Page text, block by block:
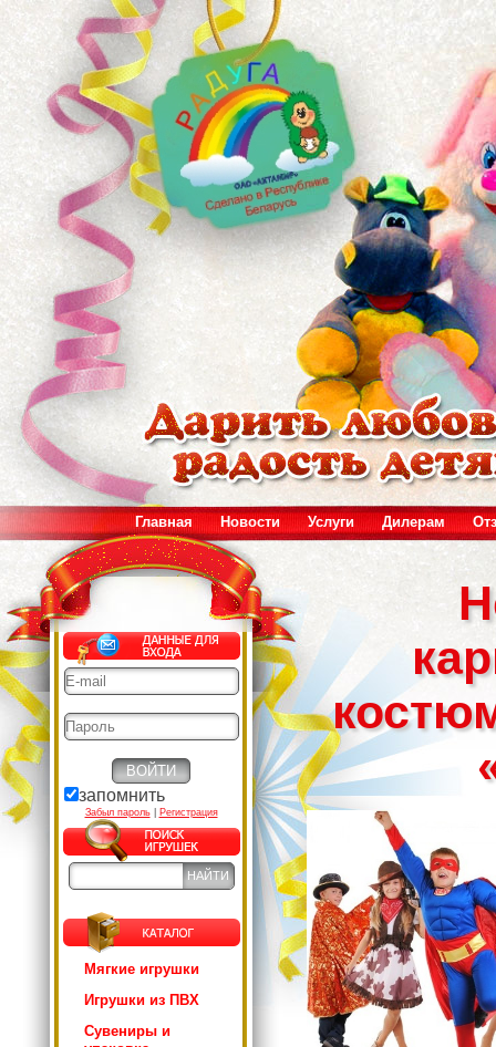
Главная Новости Услуги Дилерам
запомнить
Забыл пароль| Регистрация
Мягкие игрушки
Игрушки из ПВХ
Сувениры и